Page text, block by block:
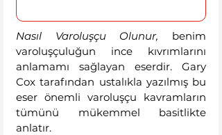
Nasıl Varoluşçu Olunur, benim
varoluşçuluğun ince kıvrımlarını
anlamamı sağlayan eserdir. Gary
Cox tarafından ustalıkla yazılmış bu
eser önemli varoluşçu kavramların
tümünü mükemmel basitlikte
anlatır.